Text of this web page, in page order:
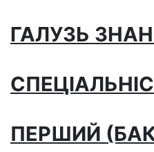
ГАЛУЗЬ
ПЕРШИЙ